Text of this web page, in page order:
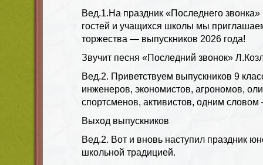
Вед.1.На праздник «Последнего
гостей и учащихся школы мы
торжества — выпускников 2026 года!
Звучит песня «Последний звонок»
Вед.2. Приветствуем выпускников 9
инженеров, экономистов, агрономов,
спортсменов, активистов, одним
Выход выпускников
Вед.2. Вот и вновь наступил праздник
школьной традицией.